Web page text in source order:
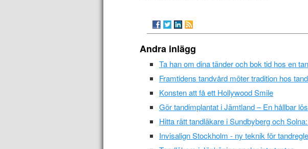
Andra inlägg
Ta han om dina tänder och bok tid hos en
Framtidens tandvård möter tradition hos
Konsten att få ett Hollywood Smile
Gör tandimplantat i Jämtland – En hållbar
Hitta rätt tandläkare i Sundbyberg och
Invisalign Stockholm - ny teknik för